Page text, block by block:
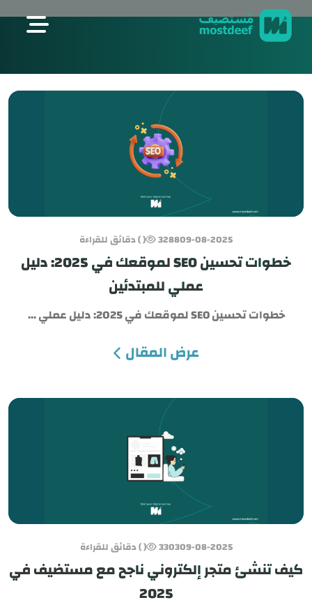
09-08-2025
3288 ( ) دقائق للقراءة
خطوات تحسين SEO لموقعك في 2025: دليل
عملي للمبتدئين
خطوات تحسين SEO لموقعك في 2025: دليل عملي ...
عرض المقال
09-08-2025
3303 ( ) دقائق للقراءة
كيف تنشئ متجر إلكتروني ناجح مع مستضيف في
2025